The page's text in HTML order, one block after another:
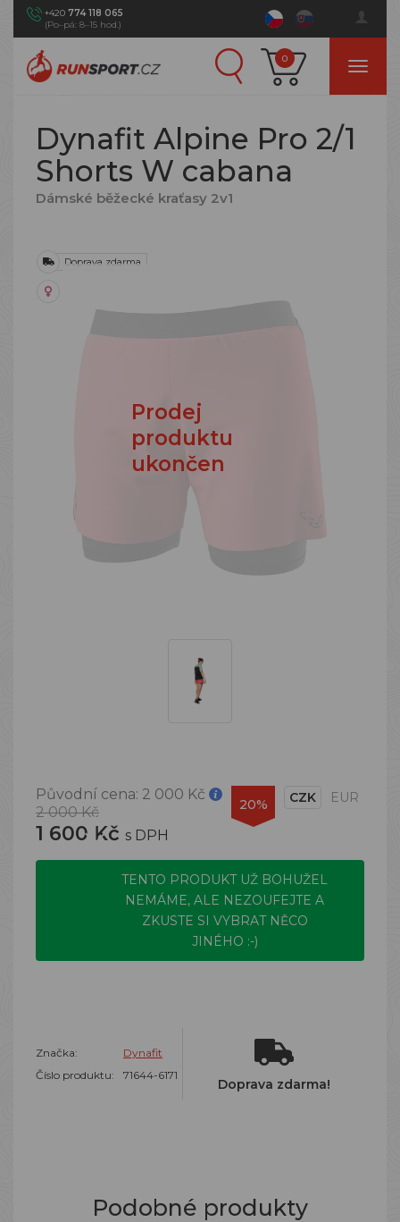
+420 774 118 065
(Po–pá: 8–15 hod.)
0
Dynafit Alpine Pro 2/1
Shorts W cabana
Dámské běžecké kraťasy 2v1
Doprava zdarma
Prodej
produktu
ukončen
Původní cena: 2 000 Kč
2 000 Kč
1 600 Kč s DPH
20% CZK EUR
TENTO PRODUKT UŽ BOHUŽEL
NEMÁME, ALE NEZOUFEJTE A
ZKUSTE SI VYBRAT NĚCO
JINÉHO :-)
Značka:
Dynafit
Číslo produktu:
71644-6171
Doprava zdarma!
Podobné produkty